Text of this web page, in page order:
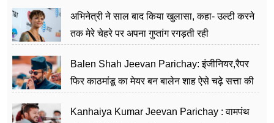
अभिनेत्री ने साल बाद किया खुलासा, कहा- उल्टी करने
तक मेरे चेहरे पर अपना गुप्तांग रगड़ती रही
Balen Shah Jeevan Parichay: इंजीनियर,रैपर
फिर काठमांडू का मेयर बन बालेन शाह ऐसे चढ़े सत्ता की
Kanhaiya Kumar Jeevan Parichay : वामपंथ